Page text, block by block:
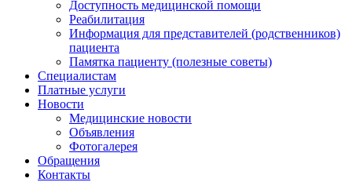
Доступность медицинской помощи
Реабилитация
Информация для представителей (родственников)
пациента
Памятка пациенту (полезные советы)
Специалистам
Платные услуги
Новости
Медицинские новости
Объявления
Фотогалерея
Обращения
Контакты